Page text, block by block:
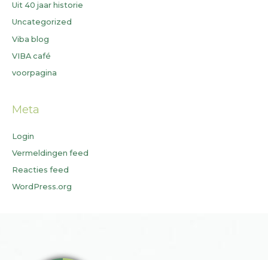
Uit 40 jaar historie
Uncategorized
Viba blog
VIBA café
voorpagina
Meta
Login
Vermeldingen feed
Reacties feed
WordPress.org